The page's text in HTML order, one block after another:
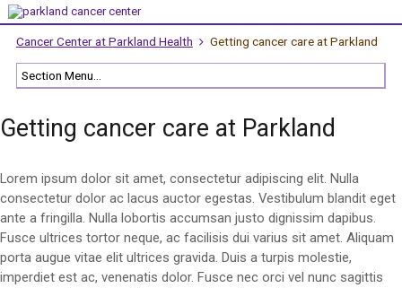
Cancer Center at Parkland Health Getting cancer care at Parkland
Getting cancer care at Parkland
Lorem ipsum dolor sit amet, consectetur adipiscing elit. Nulla
consectetur dolor ac lacus auctor egestas. Vestibulum blandit eget
ante a fringilla. Nulla lobortis accumsan justo dignissim dapibus.
Fusce ultrices tortor neque, ac facilisis dui varius sit amet. Aliquam
porta augue vitae elit ultrices gravida. Duis a turpis molestie,
imperdiet est ac, venenatis dolor. Fusce nec orci vel nunc sagittis